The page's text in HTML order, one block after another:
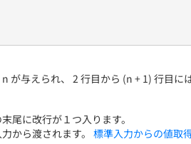
が与えられ、 2 行目から (n + 1) 行目
尾に改行が１つ入ります。
から渡されます。 標準入力からの値取